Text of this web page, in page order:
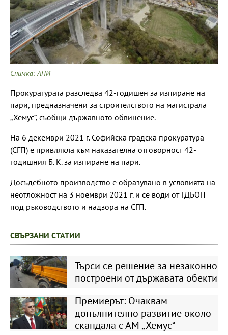
Снимка: АПИ
Прокуратурата разследва 42-годишен за изпиране на
пари, предназначени за строителството на магистрала
„Хемус“, съобщи държавното обвинение.
На 6 декември 2021 г. Софийска градска прокуратура
(СГП) е привлякла към наказателна отговорност 42-
годишния Б. К. за изпиране на пари.
Досъдебното производство е образувано в условията на
неотложност на 3 ноември 2021 г. и се води от ГДБОП
под ръководството и надзора на СГП.
СВЪРЗАНИ СТАТИИ
Търси се решение за незаконно
построени от държавата обекти
Премиерът: Очаквам
допълнително развитие около
скандала с АМ „Хемус“